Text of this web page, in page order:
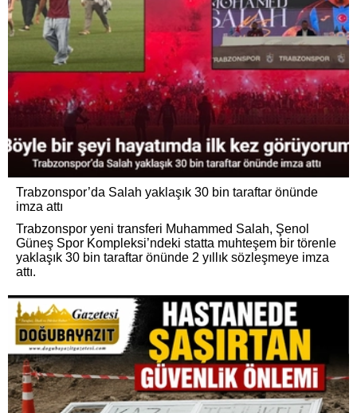
Trabzonspor’da Salah yaklaşık 30 bin taraftar önünde
imza attı
Trabzonspor yeni transferi Muhammed Salah, Şenol
Güneş Spor Kompleksi’ndeki statta muhteşem bir törenle
yaklaşık 30 bin taraftar önünde 2 yıllık sözleşmeye imza
attı.